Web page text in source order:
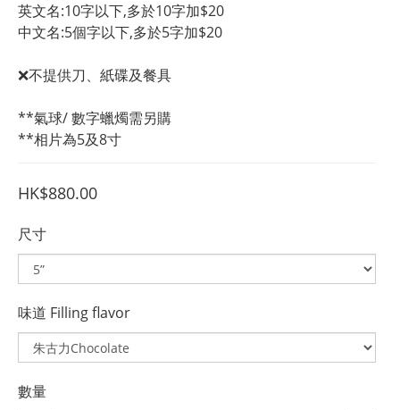
英文名:10字以下,多於10字加$20
中文名:5個字以下,多於5字加$20
❌不提供刀、紙碟及餐具
**氣球/ 數字蠟燭需另購
**相片為5及8寸
HK$880.00
尺寸
味道 Filling flavor
數量